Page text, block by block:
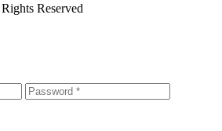
Reserved